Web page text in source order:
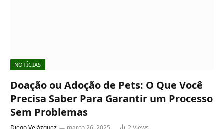
NOTÍCIAS
Doação ou Adoção de Pets: O Que Você
Precisa Saber Para Garantir um Processo
Sem Problemas